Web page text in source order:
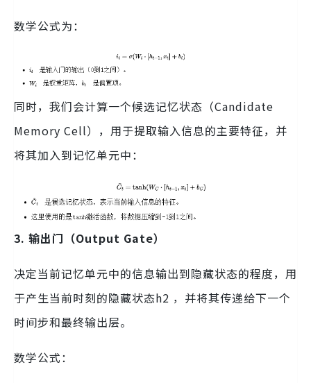
数学公式为：
同时，我们会计算一个候选记忆状态（Candidate
Memory Cell），用于提取输入信息的主要特征，并
将其加入到记忆单元中：
3. 输出门（Output Gate）
决定当前记忆单元中的信息输出到隐藏状态的程度，用
于产生当前时刻的隐藏状态h2 ，并将其传递给下一个
时间步和最终输出层。
数学公式：